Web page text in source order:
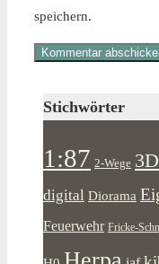
speichern.
Stichwörter
1:87 2-Wege
digital Diorama
Feuerwehr Fricke-